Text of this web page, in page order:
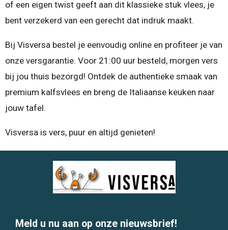
of een eigen twist geeft aan dit klassieke stuk vlees, je
bent verzekerd van een gerecht dat indruk maakt.
Bij Visversa bestel je eenvoudig online en profiteer je van
onze versgarantie. Voor 21:00 uur besteld, morgen vers
bij jou thuis bezorgd! Ontdek de authentieke smaak van
premium kalfsvlees en breng de Italiaanse keuken naar
jouw tafel.
Visversa is vers, puur en altijd genieten!
Meld u nu aan op onze nieuwsbrief!